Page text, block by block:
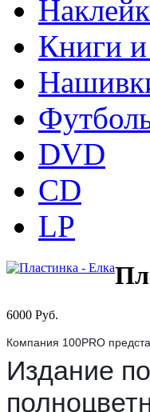
Книги
DVD
CD
LP
6000 Pуб.
Компания 100PRO
Издание